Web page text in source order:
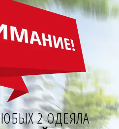
2 ОДЕЯЛА